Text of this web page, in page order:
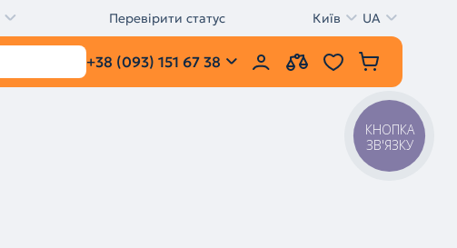
Перевірити статус Київ UA
+38 (093) 151 67 38
КНОПКА
ЗВ'ЯЗКУ